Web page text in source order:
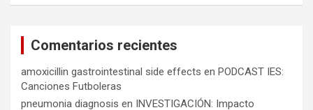
Comentarios recientes
amoxicillin gastrointestinal side effects en PODCAST IES:
Canciones Futboleras
pneumonia diagnosis en INVESTIGACIÓN: Impacto